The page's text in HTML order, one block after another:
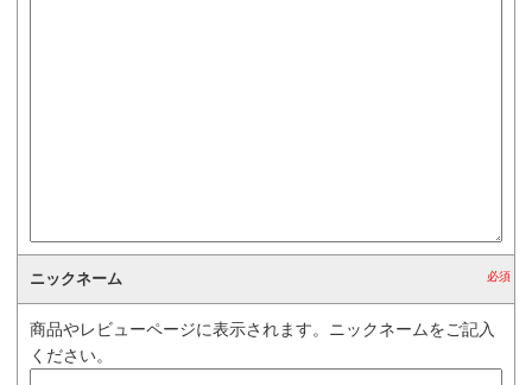
ニックネーム 必須
商品やレビューページに表示されます。ニックネームをご記入
ください。